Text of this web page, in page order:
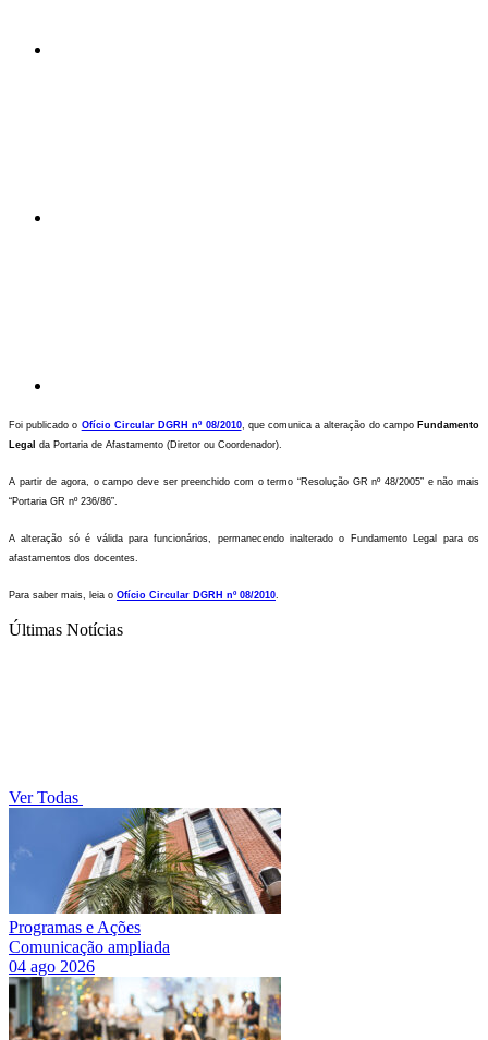
Foi publicado o Ofício Circular DGRH nº 08/2010, que comunica a alteração do campo Fundamento
Legal da Portaria de Afastamento (Diretor ou Coordenador).
A partir de agora, o campo deve ser preenchido com o termo “Resolução GR nº 48/2005” e não mais
“Portaria GR nº 236/86”.
A alteração só é válida para funcionários, permanecendo inalterado o Fundamento Legal para os
afastamentos dos docentes.
Para saber mais, leia o Ofício Circular DGRH nº 08/2010.
Últimas Notícias
Ver Todas
Programas e Ações
Comunicação ampliada
04 ago 2026